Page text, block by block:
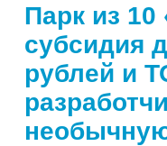
Парк из
субсидия
рублей и